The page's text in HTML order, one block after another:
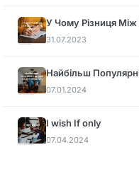
У Чому Різниця
31.07.2023
Найбільш
07.01.2024
I wish If only
07.04.2024